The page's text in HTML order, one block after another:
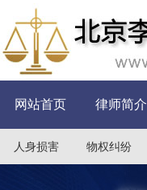
网站首页 律师简介
人身损害 物权纠纷